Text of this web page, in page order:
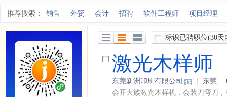
推荐搜索： 销售 外贸 会计 招聘 软件工程师 项目经理
全部展开视图 标识已聘职位(30天
激光木样师
东莞新洲印刷有限公司 东莞
会开大族激光木样机，会装刀弯刀